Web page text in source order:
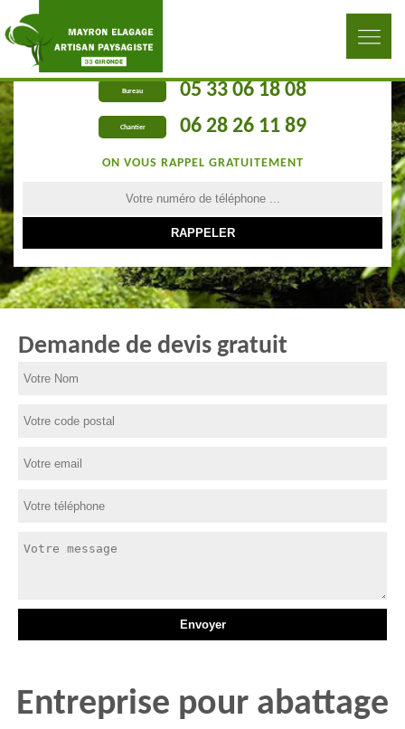
Bureau 05 33 06 18 08
Chantier 06 28 26 11 89
ON VOUS RAPPEL GRATUITEMENT
Demande de devis gratuit
Entreprise pour abattage